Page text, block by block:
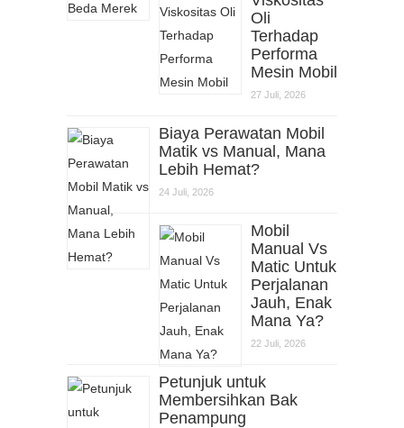
Oli
Terhadap
Performa
Mesin Mobil
27 Juli, 2026
Biaya Perawatan Mobil
Matik vs Manual, Mana
Lebih Hemat?
24 Juli, 2026
Mobil
Manual Vs
Matic Untuk
Perjalanan
Jauh, Enak
Mana Ya?
22 Juli, 2026
Petunjuk untuk
Membersihkan Bak
Penampung